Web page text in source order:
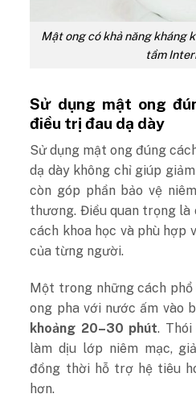
Mật ong có khả năng kháng
tầm
Sử dụng mật ong
điều trị đau dạ dày
Sử dụng mật ong đúng
dạ dày không chỉ giúp
còn góp phần bảo vệ
thương. Điều quan trọng là
cách khoa học và phù hợp
của từng người.
Một trong những cách
ong pha với nước ấm vào
khoảng 20–30 phút.
làm dịu lớp niêm mạc,
đồng thời hỗ trợ hệ tiêu
hơn.